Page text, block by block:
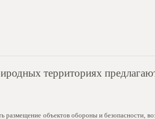
территориях
объектов обороны и безопасности,